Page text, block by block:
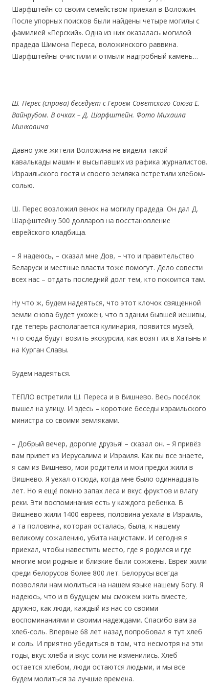
Шарфштейн со своим семейством приехал в Воложин.
После упорных поисков были найдены четыре могилы с
фамилией «Перский». Одна из них оказалась могилой
прадеда Шимона Переса, воложинского раввина.
Шарфштейны очистили и отмыли надгробный камень…
Ш. Перес (справа) беседует с Героем Советского Союза Е.
Вайнрубом. В очках – Д. Шарфштейн. Фото Михаила
Минковича
Давно уже жители Воложина не видели такой
кавалькады машин и высыпавших из рафика журналистов.
Израильского гостя и своего земляка встретили хлебом-
солью.
Ш. Перес возложил венок на могилу прадеда. Он дал Д.
Шарфштейну 500 долларов на восстановление
еврейского кладбища.
– Я надеюсь, – сказал мне Дов, – что и правительство
Беларуси и местные власти тоже помогут. Дело совести
всех нас – отдать последний долг тем, кто покоится там.
Ну что ж, будем надеяться, что этот клочок священной
земли снова будет ухожен, что в здании бывшей иешивы,
где теперь располагается кулинария, появится музей,
что сюда будут возить экскурсии, как возят их в Хатынь и
на Курган Славы.
Будем надеяться.
ТЕПЛО встретили Ш. Переса и в Вишнево. Весь посёлок
вышел на улицу. И здесь – короткие беседы израильского
министра со своими земляками.
– Добрый вечер, дорогие друзья! – сказал он. – Я привёз
вам привет из Иерусалима и Израиля. Как вы все знаете,
я сам из Вишнево, мои родители и мои предки жили в
Вишнево. Я уехал отсюда, когда мне было одиннадцать
лет. Но я ещё помню запах леса и вкус фруктов и влагу
реки. Эти воспоминания есть у каждого ребенка. В
Вишнево жили 1400 евреев, половина уехала в Израиль,
а та половина, которая осталась, была, к нашему
великому сожалению, убита нацистами. И сегодня я
приехал, чтобы навестить место, где я родился и где
многие мои родные и близкие были сожжены. Евреи жили
среди белорусов более 800 лет. Белорусы всегда
позволяли нам молиться на нашем языке нашему Богу. Я
надеюсь, что и в будущем мы сможем жить вместе,
дружно, как люди, каждый из нас со своими
воспоминаниями и своими надеждами. Спасибо вам за
хлеб-соль. Впервые 68 лет назад попробовал я тут хлеб
и соль. И приятно убедиться в том, что несмотря на эти
годы, вкус хлеба и вкус соли не изменились. Хлеб
остается хлебом, люди остаются людьми, и мы все
будем молиться за лучшие времена.